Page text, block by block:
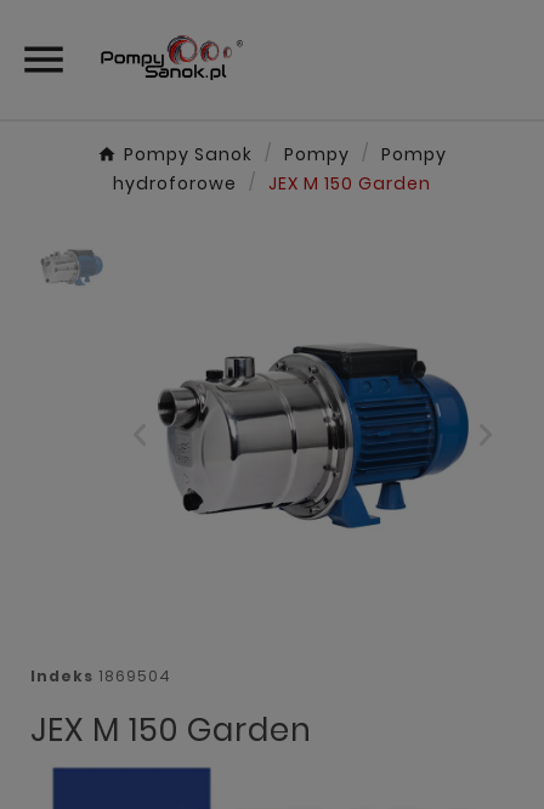

Pompy Sanok Pompy
Pompy
hydroforowe
JEX M 150 Garden
Indeks 1869504
JEX M 150 Garden